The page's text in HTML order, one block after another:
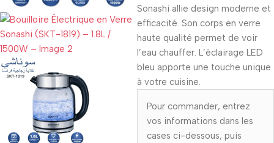
Sonashi allie design moderne et
efficacité. Son corps en verre
haute qualité permet de voir
l’eau chauffer. L’éclairage LED
bleu apporte une touche unique
à votre cuisine.
Pour commander, entrez
vos informations dans les
cases ci-dessous, puis